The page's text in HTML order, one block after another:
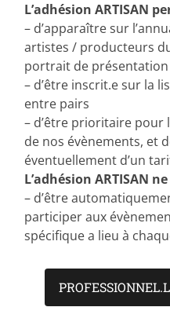
L’adhésion ARTISAN
– d’apparaître sur
artistes / producteurs
portrait de présentation
– d’être inscrit.e sur la
entre pairs
– d’être prioritaire
de nos évènements, et
éventuellement d’un
L’adhésion ARTISAN
– d’être
participer aux
spécifique a lieu à